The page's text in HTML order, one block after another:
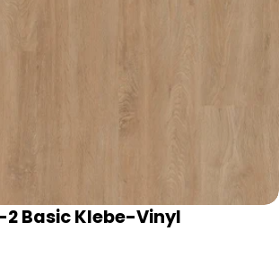
2 Basic Klebe-Vinyl